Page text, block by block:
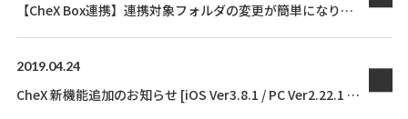
【CheX Box連携】連携対象フォルダの変更が簡単になりま
2019.04.24
CheX 新機能追加のお知らせ [iOS Ver3.8.1 / PC Ver2.22.1 リ